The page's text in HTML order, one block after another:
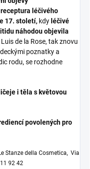
léčivého
17. století, kdy léčivé
náhodou objevila
de la Rose, tak znovu
poznatky a
rodu, se rozhodne
i těla s květovou
povolených pro
Stanze della Cosmetica, Via
92 42